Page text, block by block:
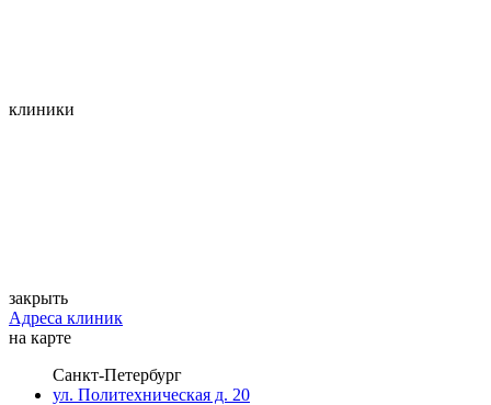
клиники
закрыть
Адреса клиник
на карте
Санкт-Петербург
ул. Политехническая д. 20